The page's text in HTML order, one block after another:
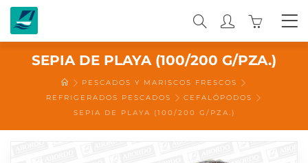
SEPIA DE PLAYA (100/200 G/PZA.)
PESCADOS Y MARISCOS FRESCOS
REFRIGERADOS PESCADOS
CEFALÓPODOS
SEPIA DE PLAYA (100/200 G/PZA.)